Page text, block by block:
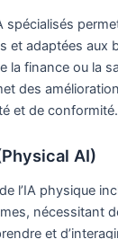
spécialisés
et adaptées aux
la finance ou la
des
et de conformité.
AI)
l’IA physique
nécessitant
et